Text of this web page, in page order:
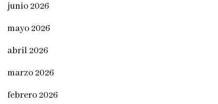
junio 2026
mayo 2026
abril 2026
marzo 2026
febrero 2026